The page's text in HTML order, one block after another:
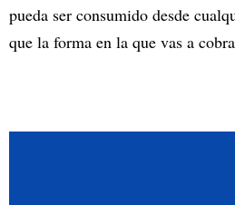
pueda ser consumido desde
que la forma en la que vas a